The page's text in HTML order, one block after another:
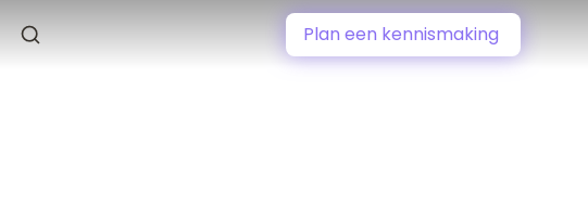
Plan een kennismaking